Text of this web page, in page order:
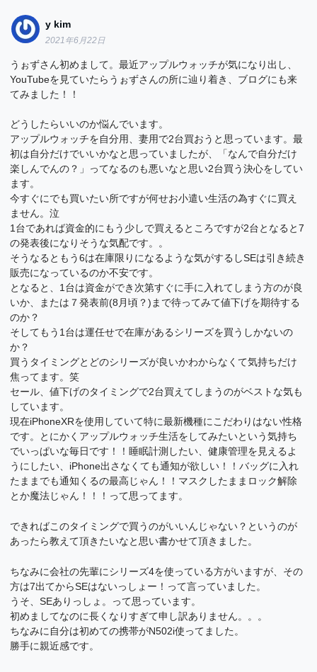
y kim
2021年6月22日
うぉずさん初めまして。最近アップルウォッチが気になり出し、
YouTubeを見ていたらうぉずさんの所に辿り着き、ブログにも来
てみました！！
どうしたらいいのか悩んでいます。
アップルウォッチを自分用、妻用で2台買おうと思っています。最
初は自分だけでいいかなと思っていましたが、「なんで自分だけ
楽しんでんの？」ってなるのも悪いなと思い2台買う決心をしてい
ます。
今すぐにでも買いたい所ですが何せお小遣い生活の為すぐに買え
ません。泣
1台であれば資金的にもう少しで買えるところですが2台となると7
の発表後になりそうな気配です。。
そうなるともう6は在庫限りになるような気がするしSEは引き続き
販売になっているのか不安です。
となると、1台は資金ができ次第すぐに手に入れてしまう方のが良
いか、または７発表前(8月頃？)まで待ってみて値下げを期待する
のか？
そしてもう1台は運任せで在庫があるシリーズを買うしかないの
か？
買うタイミングとどのシリーズが良いかわからなくて気持ちだけ
焦ってます。笑
セール、値下げのタイミングで2台買えてしまうのがベストな気も
しています。
現在iPhoneXRを使用していて特に最新機種にこだわりはない性格
です。とにかくアップルウォッチ生活をしてみたいという気持ち
でいっぱいな毎日です！！睡眠計測したい、健康管理を見えるよ
うにしたい、iPhone出さなくても通知が欲しい！！バッグに入れ
たままでも通知くるの最高じゃん！！マスクしたままロック解除
とか魔法じゃん！！！って思ってます。
できればこのタイミングで買うのがいいんじゃない？というのが
あったら教えて頂きたいなと思い書かせて頂きました。
ちなみに会社の先輩にシリーズ4を使っている方がいますが、その
方は7出てからSEはないっしょー！って言っていました。
うそ、SEありっしょ。って思っています。
初めましてなのに長くなりすぎて申し訳ありません。。。
ちなみに自分は初めての携帯がN502i使ってました。
勝手に親近感です。